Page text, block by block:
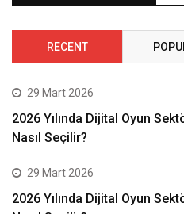
RECENT
29 Mart 2026
2026 Yılında Dijital Oyun
Nasıl Seçilir?
29 Mart 2026
2026 Yılında Dijital Oyun